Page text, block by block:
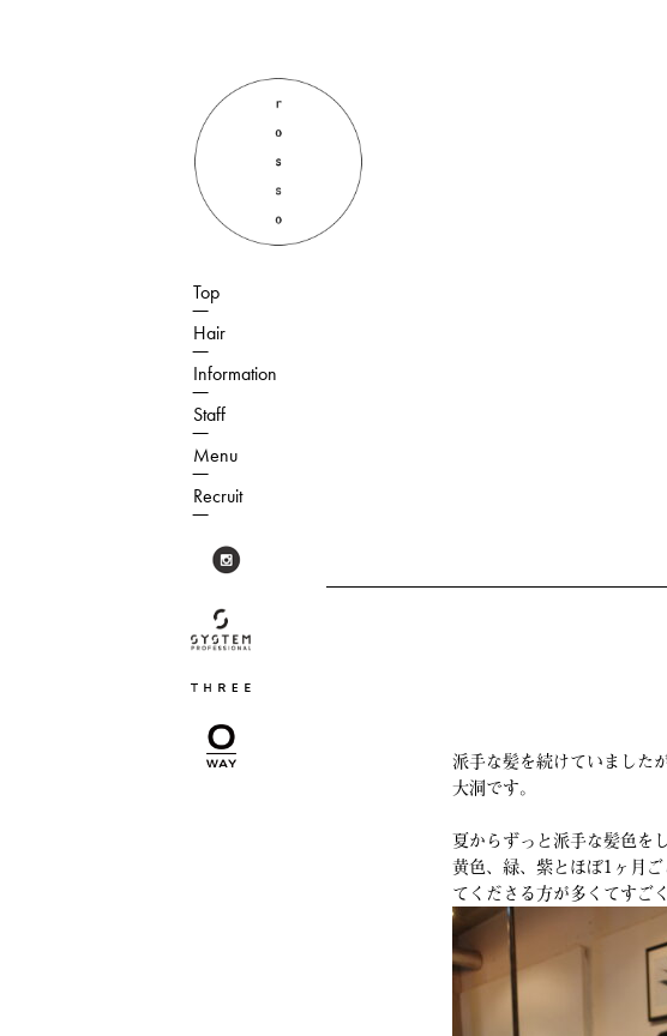
Top
Hair
Information
Staff
Menu
Recruit
派手な髪を続けていました
大洞です。
夏からずっと派手な髪色を
黄色、緑、紫とほぼ1ヶ月
てくださる方が多くてすご